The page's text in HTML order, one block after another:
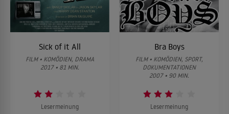
Sick of it All
FILM • KOMÖDIEN, DRAMA
2017 • 81 MIN.
Lesermeinung
Bra Boys
FILM • KOMÖDIEN, SPORT,
DOKUMENTATIONEN
2007 • 90 MIN.
Lesermeinung